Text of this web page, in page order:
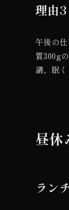
理由
午後の
質300g
議、眠
昼休
ラン